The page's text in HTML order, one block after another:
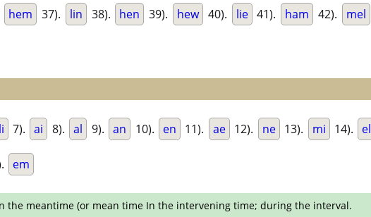
hem 37). lin 38). hen 39). hew 40). lie 41). ham 42). mel
li 7). ai 8). al 9). an 10). en 11). ae 12). ne 13). mi 14). el
em
the meantime (or mean time In the intervening time; during the interval.